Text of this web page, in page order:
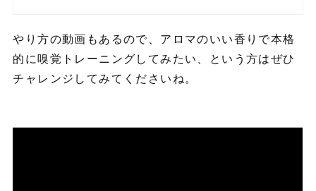
やり方の動画もあるので、アロマのいい香りで本格
的に嗅覚トレーニングしてみたい、という方はぜひ
チャレンジしてみてくださいね。